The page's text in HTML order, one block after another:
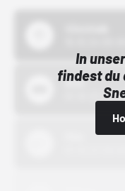
In
findest du
Bstn
01.10.22